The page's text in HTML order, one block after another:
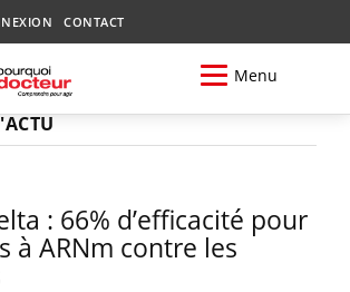
CONTACT
Menu
: 66% d’efficacité pour
à ARNm contre les